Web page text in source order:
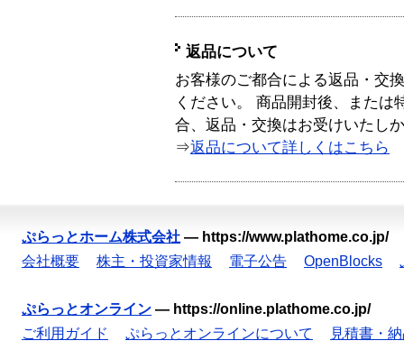
返品について
お客様のご都合による返品・交
ください。 商品開封後、または
合、返品・交換はお受けいたし
⇒返品について詳しくはこちら
ぷらっとホーム株式会社 — https://www.plathome.co.jp/
会社概要
株主・投資家情報 電子公告 OpenBlocks
ぷらっとオンライン — https://online.plathome.co.jp/
ご利用ガイド
ぷらっとオンラインについて
見積書・